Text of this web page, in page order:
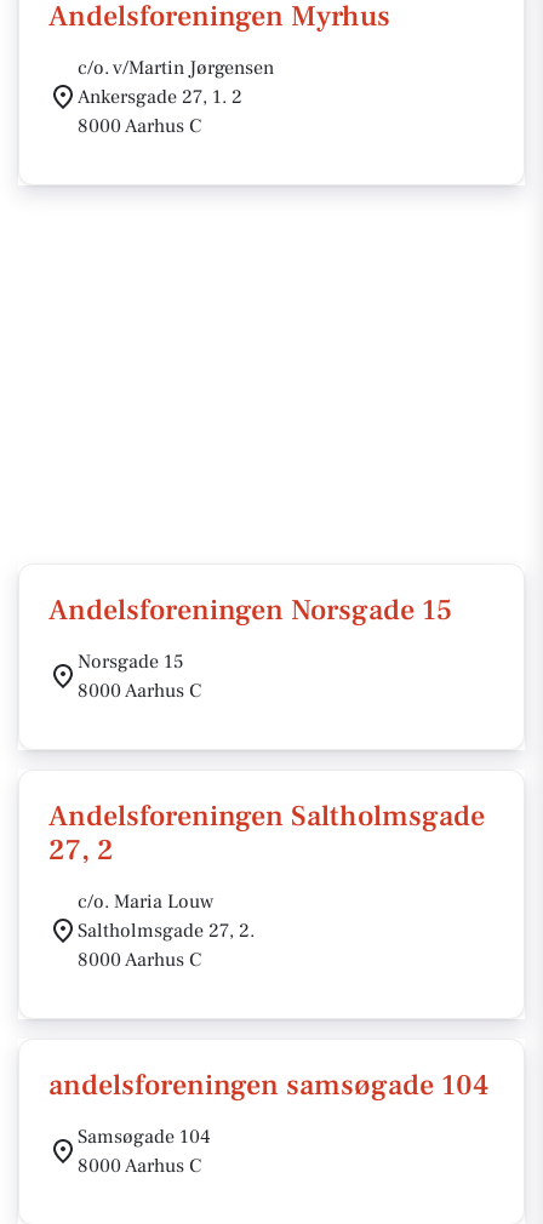
Andelsforeningen Myrhus
c/o. v/Martin Jørgensen
Ankersgade 27, 1. 2
8000 Aarhus C
Andelsforeningen Norsgade 15
Norsgade 15
8000 Aarhus C
Andelsforeningen Saltholmsgade
27, 2
c/o. Maria Louw
Saltholmsgade 27, 2.
8000 Aarhus C
andelsforeningen samsøgade 104
Samsøgade 104
8000 Aarhus C